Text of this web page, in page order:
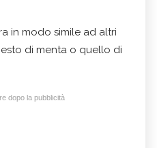
in modo simile ad altri
di menta o quello di
dopo la pubblicità